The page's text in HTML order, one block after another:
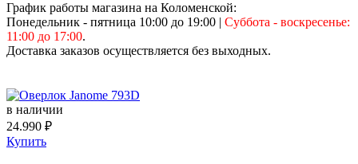
График работы магазина на Коломенской:
Понедельник - пятница 10:00 до 19:00 | Суббота - воскресенье:
11:00 до 17:00.
Доставка заказов осуществляется без выходных.
в наличии
24.990 ₽
Купить